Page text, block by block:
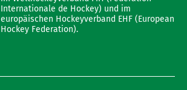
Internationale de Hockey) und im
europäischen Hockeyverband EHF (European
Hockey Federation).